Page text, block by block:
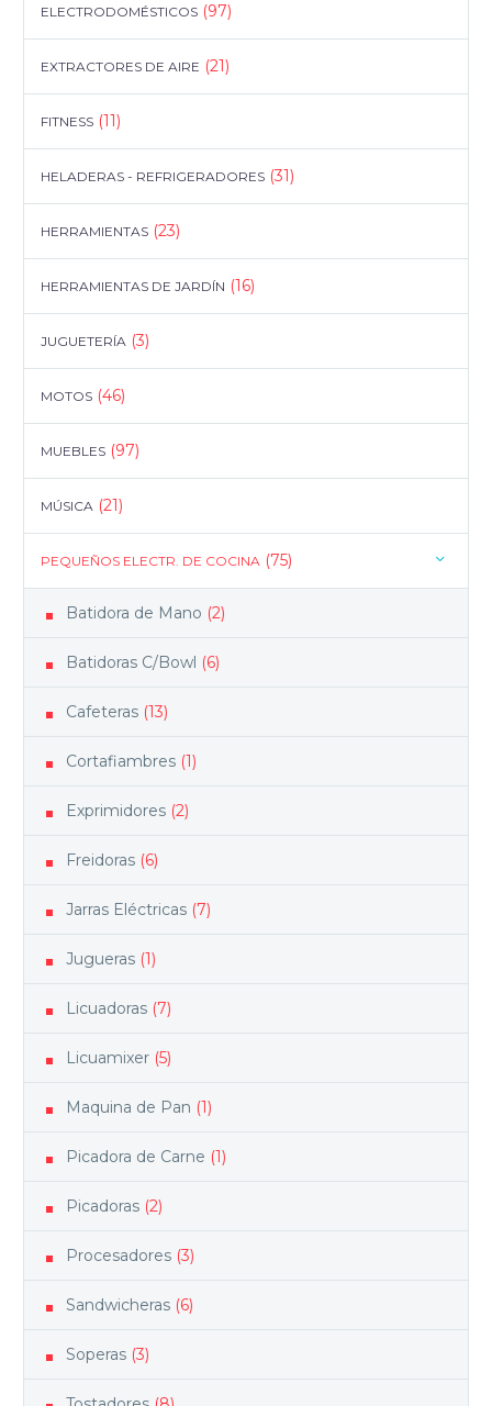
ELECTRODOMÉSTICOS (97)
EXTRACTORES DE AIRE (21)
FITNESS (11)
HELADERAS - REFRIGERADORES (31)
HERRAMIENTAS (23)
HERRAMIENTAS DE JARDÍN (16)
JUGUETERÍA (3)
MOTOS (46)
MUEBLES (97)
MÚSICA (21)
PEQUEÑOS ELECTR. DE COCINA (75)
Batidora de Mano (2)
Batidoras C/Bowl (6)
Cafeteras (13)
Cortafiambres (1)
Exprimidores (2)
Freidoras (6)
Jarras Eléctricas (7)
Jugueras (1)
Licuadoras (7)
Licuamixer (5)
Maquina de Pan (1)
Picadora de Carne (1)
Picadoras (2)
Procesadores (3)
Sandwicheras (6)
Soperas (3)